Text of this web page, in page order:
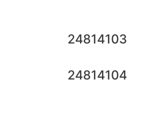
24814103
24814104